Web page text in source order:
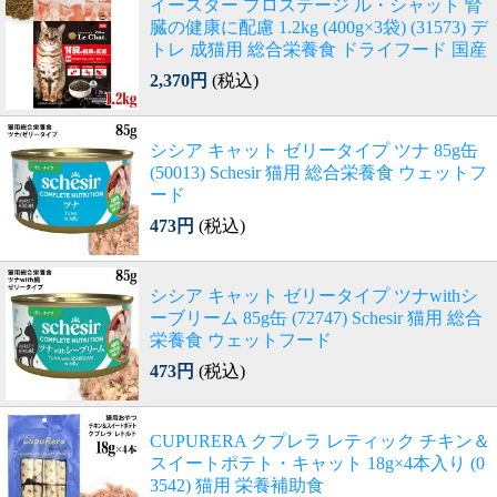
イースター プロステージ ル・シャット 腎
臓の健康に配慮 1.2kg (400g×3袋) (31573) デ
トレ 成猫用 総合栄養食 ドライフード 国産
2,370円 (税込)
シシア キャット ゼリータイプ ツナ 85g缶
(50013) Schesir 猫用 総合栄養食 ウェットフ
ード
473円 (税込)
シシア キャット ゼリータイプ ツナwithシ
ーブリーム 85g缶 (72747) Schesir 猫用 総合
栄養食 ウェットフード
473円 (税込)
CUPURERA クプレラ レティック チキン＆
スイートポテト・キャット 18g×4本入り (0
3542) 猫用 栄養補助食